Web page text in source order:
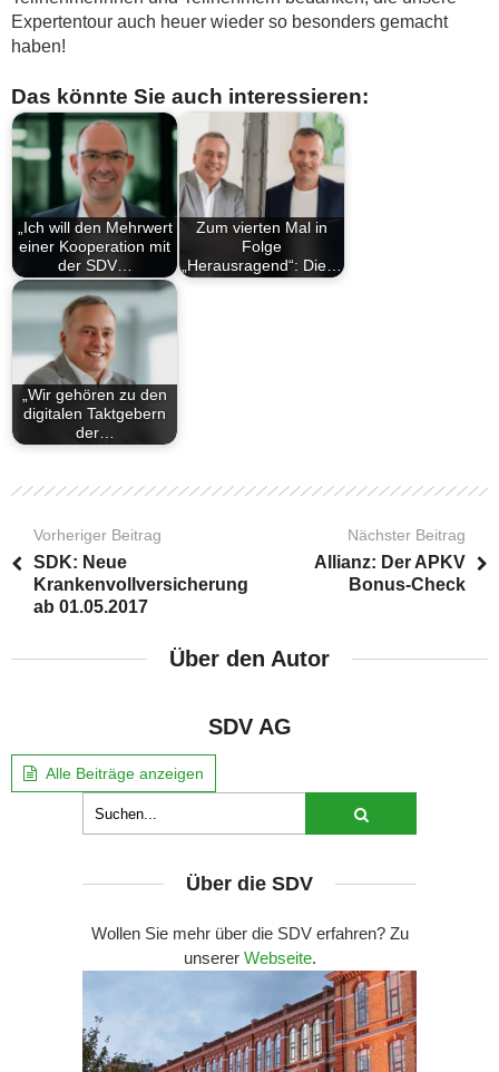
Expertentour auch heuer wieder so besonders gemacht
haben!
Das könnte Sie auch interessieren:
„Ich will den Mehrwert
einer Kooperation mit
der SDV…
Zum vierten Mal in
Folge
„Herausragend“: Die…
„Wir gehören zu den
digitalen Taktgebern
der…
Vorheriger Beitrag
SDK: Neue
Krankenvollversicherung
ab 01.05.2017
Nächster Beitrag
Allianz: Der APKV
Bonus-Check
Über den Autor
SDV AG
Alle Beiträge anzeigen
Über die SDV
Wollen Sie mehr über die SDV erfahren? Zu
unserer Webseite.